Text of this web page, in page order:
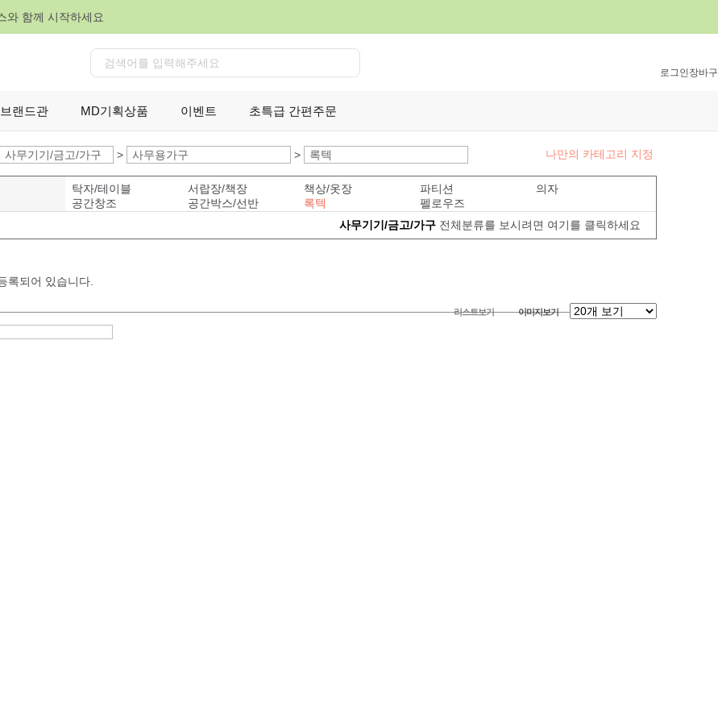
함께 시작하세요
로그인 장바
브랜드관 MD기획상품 이벤트 초특급 간편주문
사무기기/금고/가구 > 사무용가구 > 록텍 나만의 카테고리 지정
탁자/테이블 서랍장/책장 책상/옷장 파티션
의자
공간창조
공간박스/선반 록텍
펠로우즈
사무기기/금고/가구전체분류를 보시려면 여기를 클릭하세요
록되어 있습니다.
리스트보기 이미지보기